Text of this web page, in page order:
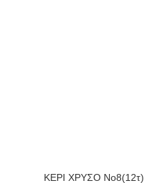
ΔΙΑΒΆΣΤΕ ΠΕΡΙΣΣΌΤΕΡΑ
ΚΕΡΙ ΧΡΥΣΟ Νο8(12τ)